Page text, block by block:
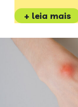
+ leia mais